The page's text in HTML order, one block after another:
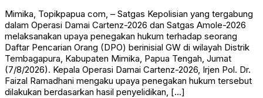
Mimika, Topikpapua com, – Satgas Kepolisian yang tergabung
dalam Operasi Damai Cartenz-2026 dan Satgas Amole-2026
melaksanakan upaya penegakan hukum terhadap seorang
Daftar Pencarian Orang (DPO) berinisial GW di wilayah Distrik
Tembagapura, Kabupaten Mimika, Papua Tengah, Jumat
(7/8/2026). Kepala Operasi Damai Cartenz-2026, Irjen Pol. Dr.
Faizal Ramadhani mengaku upaya penegakan hukum tersebut
dilakukan berdasarkan hasil penyelidikan, […]